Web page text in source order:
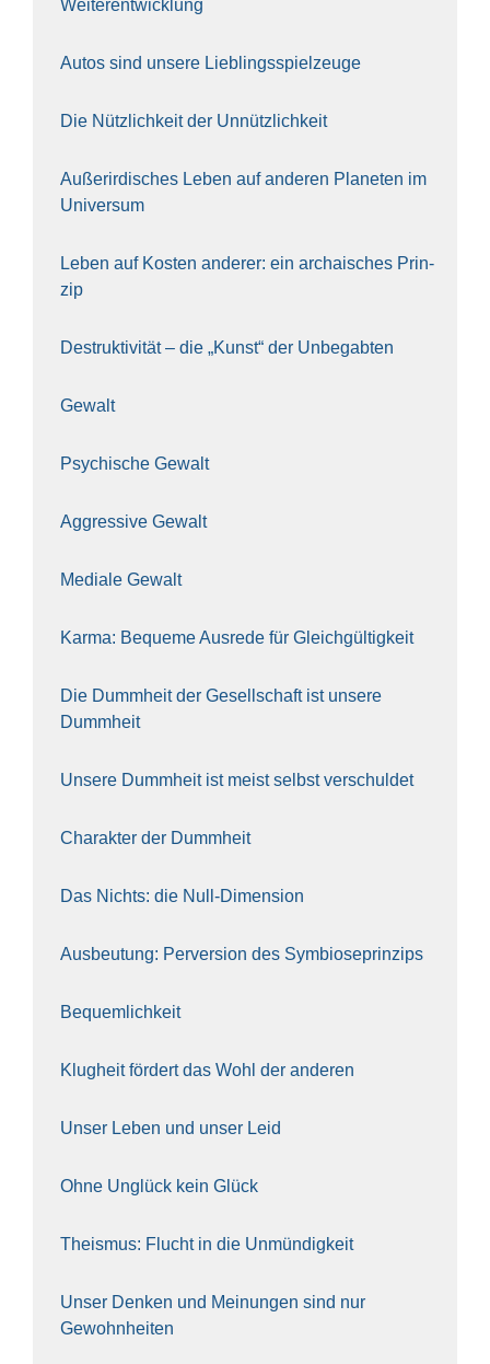
Wei­ter­ent­wick­lung
Autos sind unse­re Lieb­lings­spiel­zeu­ge
Die Nütz­lich­keit der Unnütz­lich­keit
Außer­ir­di­sches Leben auf ande­ren Pla­ne­ten im
Uni­ver­sum
Leben auf Kos­ten ande­rer: ein archai­sches Prin­
zip
Destruk­ti­vi­tät – die „Kunst“ der Unbe­gab­ten
Gewalt
Psy­chi­sche Gewalt
Aggres­si­ve Gewalt
Media­le Gewalt
Kar­ma: Beque­me Aus­re­de für Gleich­gül­tig­keit
Die Dumm­heit der Gesell­schaft ist unse­re
Dumm­heit
Unse­re Dumm­heit ist meist selbst ver­schul­det
Cha­rak­ter der Dumm­heit
Das Nichts: die Null-Dimen­si­on
Aus­beu­tung: Per­ver­si­on des Sym­bio­se­prin­zips
Bequem­lich­keit
Klug­heit för­dert das Wohl der ande­ren
Unser Leben und unser Leid
Ohne Unglück kein Glück
The­is­mus: Flucht in die Unmün­dig­keit
Unser Den­ken und Mei­nun­gen sind nur
Gewohn­hei­ten